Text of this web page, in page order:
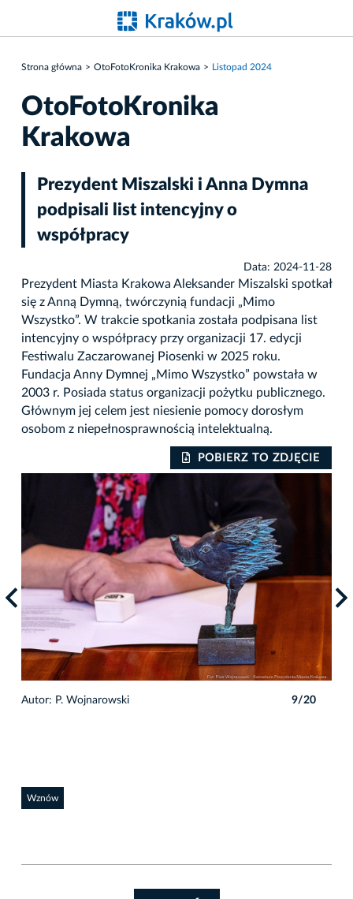
Strona główna OtoFotoKronika Krakowa Listopad 2024
OtoFotoKronika
Krakowa
Prezydent Miszalski i Anna Dymna
podpisali list intencyjny o
współpracy
Data: 2024-11-28
Prezydent Miasta Krakowa Aleksander Miszalski spotkał
się z Anną Dymną, twórczynią fundacji „Mimo
Wszystko”. W trakcie spotkania została podpisana list
intencyjny o współpracy przy organizacji 17. edycji
Festiwalu Zaczarowanej Piosenki w 2025 roku.
Fundacja Anny Dymnej „Mimo Wszystko” powstała w
2003 r. Posiada status organizacji pożytku publicznego.
Głównym jej celem jest niesienie pomocy dorosłym
osobom z niepełnosprawnością intelektualną.
POBIERZ TO ZDJĘCIE
Autor: P. Wojnarowski 9/20
Wznów